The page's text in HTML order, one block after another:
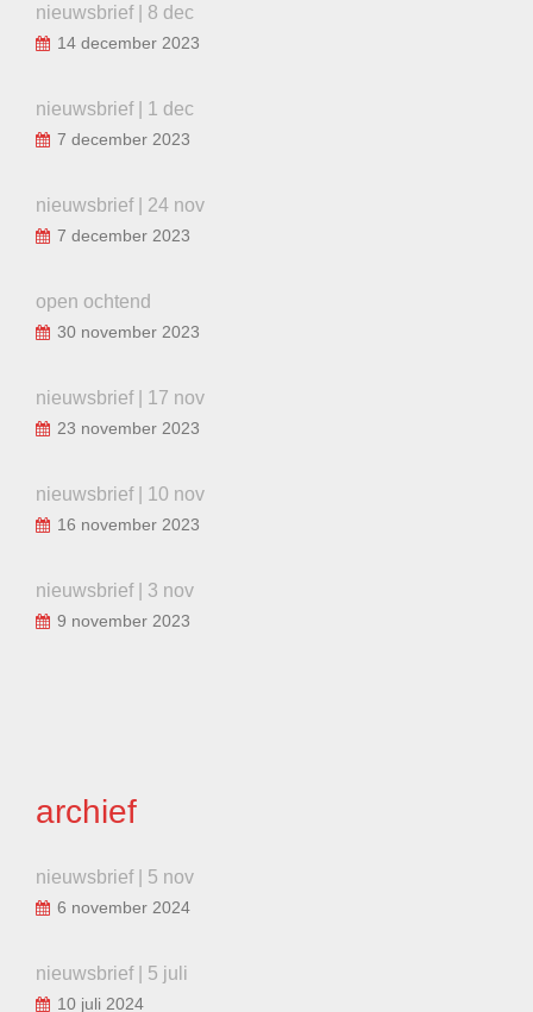
nieuwsbrief | 8 dec
14 december 2023
nieuwsbrief | 1 dec
7 december 2023
nieuwsbrief | 24 nov
7 december 2023
open ochtend
30 november 2023
nieuwsbrief | 17 nov
23 november 2023
nieuwsbrief | 10 nov
16 november 2023
nieuwsbrief | 3 nov
9 november 2023
archief
nieuwsbrief | 5 nov
6 november 2024
nieuwsbrief | 5 juli
10 juli 2024